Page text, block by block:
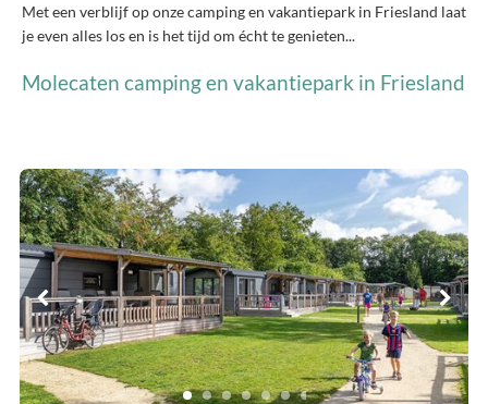
Met een verblijf op onze camping en vakantiepark in Friesland laat
je even alles los en is het tijd om écht te genieten...
Molecaten camping en vakantiepark in Friesland